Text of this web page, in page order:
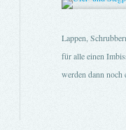
Lappen,
für alle einen
werden dann noch